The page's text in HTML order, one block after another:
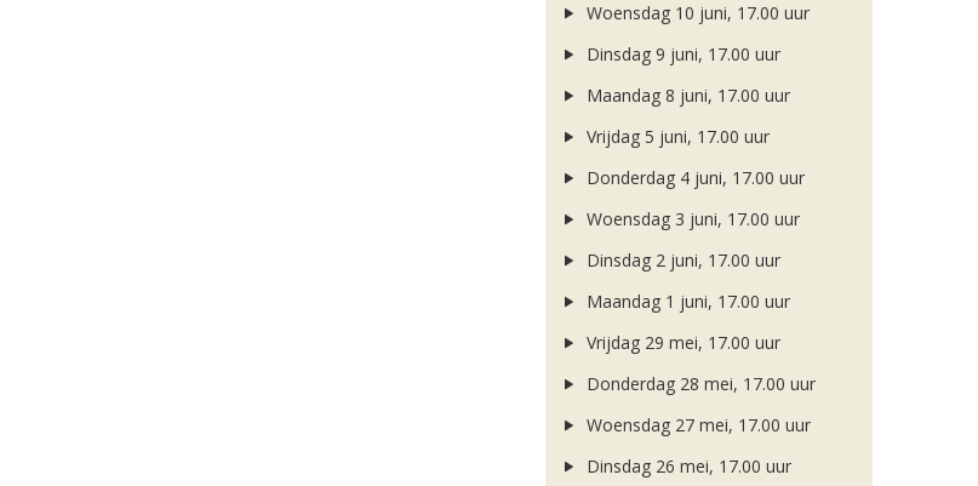
Woensdag 10 juni, 17.00 uur
Dinsdag 9 juni, 17.00 uur
Maandag 8 juni, 17.00 uur
Vrijdag 5 juni, 17.00 uur
Donderdag 4 juni, 17.00 uur
Woensdag 3 juni, 17.00 uur
Dinsdag 2 juni, 17.00 uur
Maandag 1 juni, 17.00 uur
Vrijdag 29 mei, 17.00 uur
Donderdag 28 mei, 17.00 uur
Woensdag 27 mei, 17.00 uur
Dinsdag 26 mei, 17.00 uur